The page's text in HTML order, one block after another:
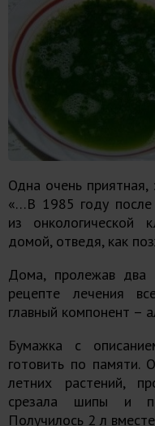
Одна очень приятная,
«…В 1985 году после
из онкологической
домой, отведя, как
Дома, пролежав два
рецепте лечения
главный компонент –
Бумажка с
готовить по памяти.
летних растений,
срезала шипы и
Получилось 2 л